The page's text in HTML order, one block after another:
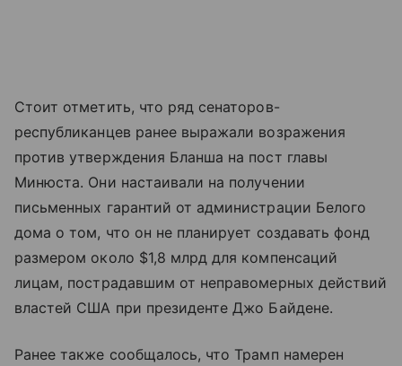
Стоит отметить, что ряд сенаторов-
республиканцев ранее выражали возражения
против утверждения Бланша на пост главы
Минюста. Они настаивали на получении
письменных гарантий от администрации Белого
дома о том, что он не планирует создавать фонд
размером около $1,8 млрд для компенсаций
лицам, пострадавшим от неправомерных действий
властей США при президенте Джо Байдене.
Ранее также сообщалось, что Трамп намерен